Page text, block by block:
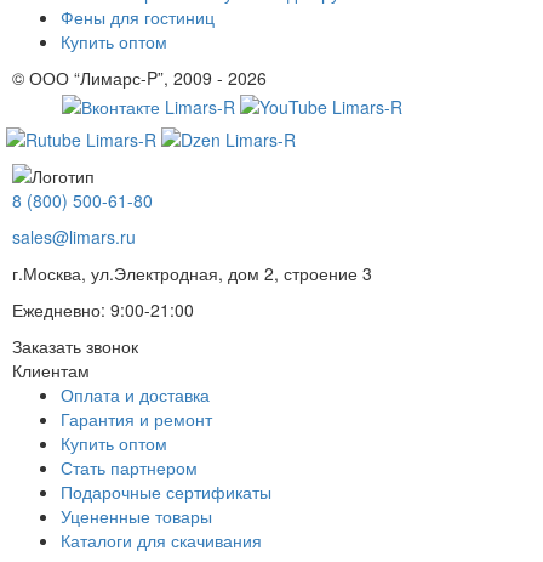
Фены для гостиниц
Купить оптом
© ООО “Лимарс-P”, 2009 - 2026
8 (800) 500-61-80
sales@limars.ru
г.Москва, ул.Электродная, дом 2, строение 3
Ежедневно: 9:00-21:00
Заказать звонок
Клиентам
Оплата и доставка
Гарантия и ремонт
Купить оптом
Стать партнером
Подарочные сертификаты
Уцененные товары
Каталоги для скачивания